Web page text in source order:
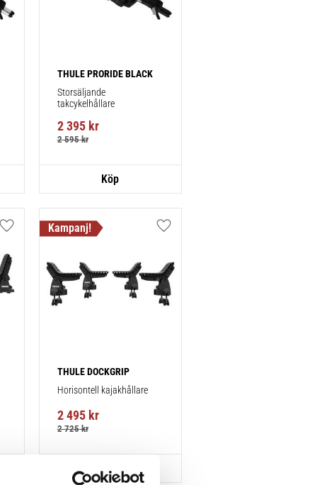
THULE PRORIDE BLACK
Storsäljande
takcykelhållare
2 395kr
2 595kr
Lägg till i favoriter
THULE DOCKGRIP
Horisontell kajakhållare
2 495kr
2 725kr
Lägg till i favoriter